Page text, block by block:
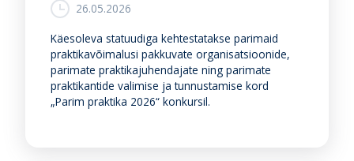
26.05.2026
Käesoleva statuudiga kehtestatakse parimaid
praktikavõimalusi pakkuvate organisatsioonide,
parimate praktikajuhendajate ning parimate
praktikantide valimise ja tunnustamise kord
„Parim praktika 2026“ konkursil.